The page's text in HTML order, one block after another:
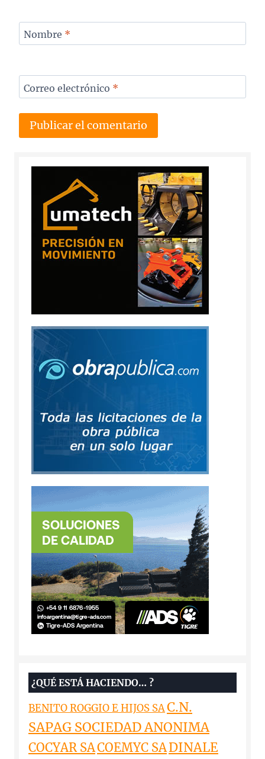
Nombre *
Correo electrónico *
¿QUÉ ESTÁ HACIENDO… ?
BENITO ROGGIO E HIJOS SAC.N.
SAPAG SOCIEDAD ANONIMA
COCYAR SACOEMYC SADINALE